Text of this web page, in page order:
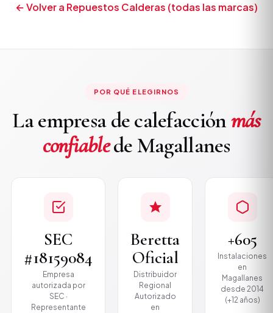
← Volver a Repuestos Calderas (todas las marcas)
POR QUÉ ELEGIRNOS
La empresa de calefacciónmás
confiablede Magallanes
SEC
#18159084
Empresa
autorizada por
SEC ·
Representante
Beretta
Oficial
Distribuidor
Regional
Autorizado
en
+605
Instalaciones
en
Magallanes
desde 2014
(+12 años)